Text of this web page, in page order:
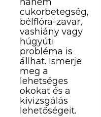
cukorbetegség,
bélflóra-zavar,
vashiány vagy
húgyúti
probléma is
állhat. Ismerje
meg a
lehetséges
okokat és a
kivizsgálás
lehetőségeit.